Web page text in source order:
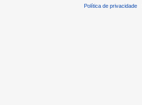
Política de privacidade